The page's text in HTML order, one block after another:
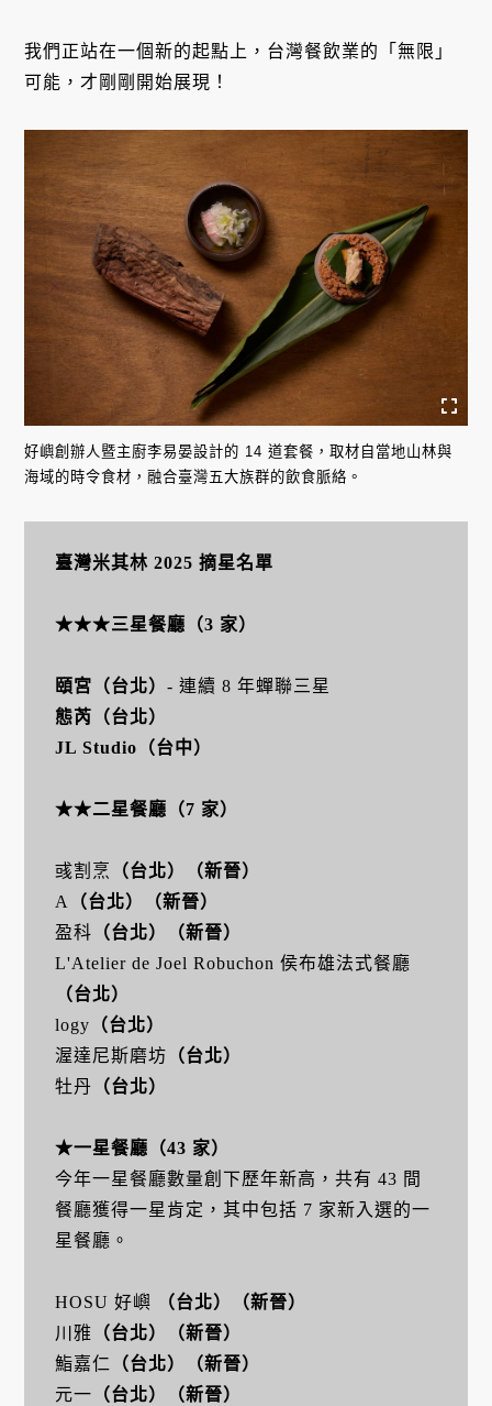
我們正站在一個新的起點上，台灣餐飲業的「無限」
可能，才剛剛開始展現！
好嶼創辦人暨主廚李易晏設計的 14 道套餐，取材自當地山林與
海域的時令食材，融合臺灣五大族群的飲食脈絡。
臺灣米其林 2025 摘星名單
★★★三星餐廳（3 家）
頤宮（台北） - 連續 8 年蟬聯三星
態芮（台北）
JL Studio（台中）
★★二星餐廳（7 家）
彧割烹
（台北）（新晉）
A
（台北）（新晉）
盈科 （台北）（新晉）
L'Atelier de Joel Robuchon 侯布雄法式餐廳
（台北）
logy （台北）
渥達尼斯磨坊 （台北）
牡丹 （台北）
★一星餐廳（43 家）
今年一星餐廳數量創下歷年新高，共有 43 間
餐廳獲得一星肯定，其中包括 7 家新入選的一
星餐廳。
HOSU 好嶼 （台北）
（新晉）
川雅 （台北）
（新晉）
鮨嘉仁
（台北）
（新晉）
元一 （台北） （新晉）